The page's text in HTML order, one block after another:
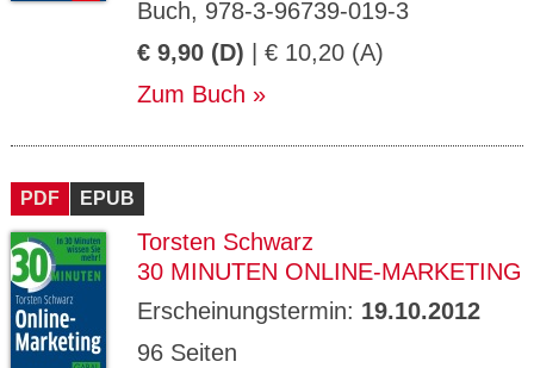
Buch, 978-3-96739-019-3
€ 9,90 (D) | € 10,20 (A)
Zum Buch
PDF EPUB
Torsten Schwarz
30 MINUTEN ONLINE-MARKETING
Erscheinungstermin: 19.10.2012
96 Seiten